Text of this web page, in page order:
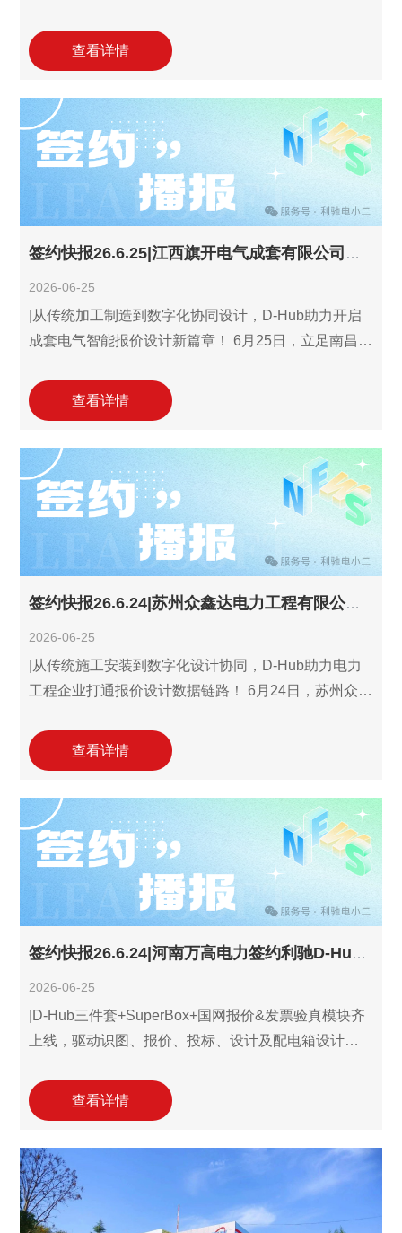
司(以下简称"中控技术")旗下核心子公司浙江中控西子
科技有限公司及浙江中控系统工程有限公司分别与利
同步启用国网报价与智慧标书–发票验真（Leads发票
查验）等高级模块。自2021年启动数字化转型以来，
中控技术688777.SH(旗下中控西子和中控系统工程)通
过一系列签约引入、续
查看详情
签约快报26.6.25|江西旗开电气成套有限公司签约利驰D-Hub识图报价设计三件套!
2026-06-25
|从传统加工制造到数字化协同设计，D-Hub助力开启
成套电气智能报价设计新篇章！ 6月25日，立足南昌临
——江西旗开电气成套有限公司(以下简称"江西旗开电
气")与利驰软件达成合作协议，签约引入利驰D-Hub识
开电气在数字化能力建设上迈出关键一步。通过聚
焦"识图-报价-设计"各环节数字化协同，这一合作将有
力支撑其在高低压成套设备制造领域的快速响应能
力，助力企业降本增效，提升在
查看详情
签约快报26.6.24|苏州众鑫达电力工程有限公司签约利驰D-Hub识图报价设计三件套!
2026-06-25
|从传统施工安装到数字化设计协同，D-Hub助力电力
工程企业打通报价设计数据链路！ 6月24日，苏州众鑫
件达成合作协议，签约引入利驰D-Hub识图报价设计三
件套解决方案，用数字化手段补齐电力工程前端最容
装、承修、承试及各类电力工程建设业务。本次合作
旨在依托国产工业电气"工具+数据+平台"的数字化技
术，精准破解传统电力工程服务模式中，企业长期面
临的图纸识别依赖人工
查看详情
签约快报26.6.24|河南万高电力签约利驰D-Hub识图报价设计&配电箱设计SuperBox一体化套件!
2026-06-25
|D-Hub三件套+SuperBox+国网报价&发票验真模块齐
上线，驱动识图、报价、投标、设计及配电箱设计生
月24日，河南万高电力设备有限公司(以下简称"河南万
高电力")签约引入利驰软件D-Hub识图报价设计三件套
标书-发票验真（Leads发票查验）等高级功能。 河南
万高电力立足郑州新郑机电产业带，业务覆盖配电开
关控制设备制造、高低压成套配电箱柜定制及多品牌
查看详情